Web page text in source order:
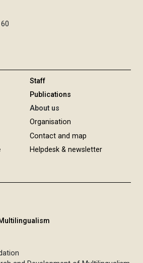
Staff
Publications
About us
Organisation
Contact and map
Helpdesk & newsletter